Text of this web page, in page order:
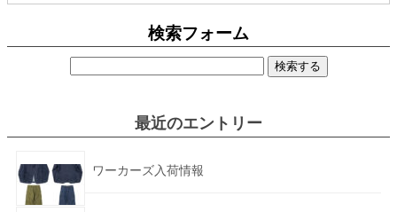
検索フォーム
最近のエントリー
ワーカーズ入荷情報